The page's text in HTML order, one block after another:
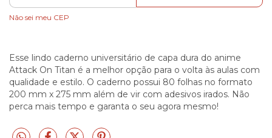
Não sei meu CEP
Esse lindo caderno universitário de capa dura do anime
Attack On Titan é a melhor opção para o volta às aulas com
qualidade e estilo. O caderno possui 80 folhas no formato
200 mm x 275 mm além de vir com adesivos irados. Não
perca mais tempo e garanta o seu agora mesmo!